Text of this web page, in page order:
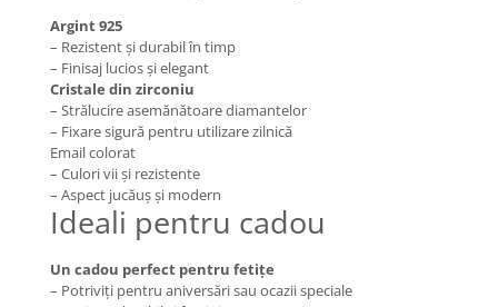
Argint 925
– Rezistent și durabil în timp
– Finisaj lucios și elegant
Cristale din zirconiu
– Strălucire asemănătoare diamantelor
– Fixare sigură pentru utilizare zilnică
Email colorat
– Culori vii și rezistente
– Aspect jucăuș și modern
Ideali pentru cadou
Un cadou perfect pentru fetițe
– Potriviți pentru aniversări sau ocazii speciale